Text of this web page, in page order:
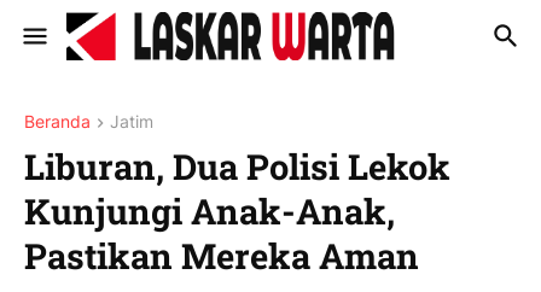
Beranda Jatim
Liburan, Dua Polisi Lekok
Kunjungi Anak-Anak,
Pastikan Mereka Aman